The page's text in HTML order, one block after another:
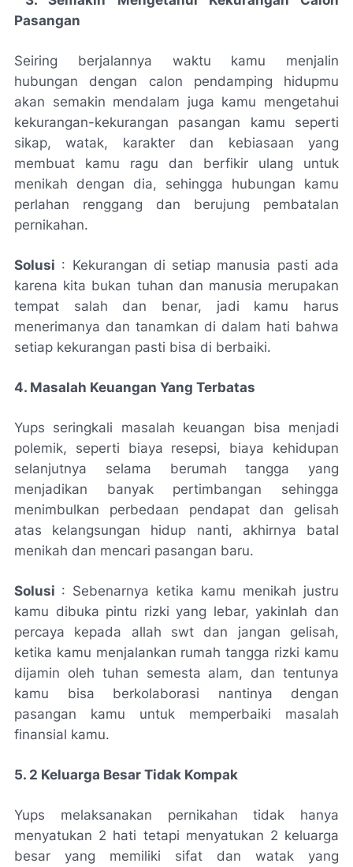
Pasangan
Seiring berjalannya waktu kamu menjalin
hubungan dengan calon pendamping hidupmu
akan semakin mendalam juga kamu mengetahui
kekurangan-kekurangan pasangan kamu seperti
sikap, watak, karakter dan kebiasaan yang
membuat kamu ragu dan berfikir ulang untuk
menikah dengan dia, sehingga hubungan kamu
perlahan renggang dan berujung pembatalan
pernikahan.
Solusi : Kekurangan di setiap manusia pasti ada
karena kita bukan tuhan dan manusia merupakan
tempat salah dan benar, jadi kamu harus
menerimanya dan tanamkan di dalam hati bahwa
setiap kekurangan pasti bisa di berbaiki.
4. Masalah Keuangan Yang Terbatas
Yups seringkali masalah keuangan bisa menjadi
polemik, seperti biaya resepsi, biaya kehidupan
selanjutnya selama berumah tangga yang
menjadikan banyak pertimbangan sehingga
menimbulkan perbedaan pendapat dan gelisah
atas kelangsungan hidup nanti, akhirnya batal
menikah dan mencari pasangan baru.
Solusi : Sebenarnya ketika kamu menikah justru
kamu dibuka pintu rizki yang lebar, yakinlah dan
percaya kepada allah swt dan jangan gelisah,
ketika kamu menjalankan rumah tangga rizki kamu
dijamin oleh tuhan semesta alam, dan tentunya
kamu bisa berkolaborasi nantinya dengan
pasangan kamu untuk memperbaiki masalah
finansial kamu.
5. 2 Keluarga Besar Tidak Kompak
Yups melaksanakan pernikahan tidak hanya
menyatukan 2 hati tetapi menyatukan 2 keluarga
besar yang memiliki sifat dan watak yang